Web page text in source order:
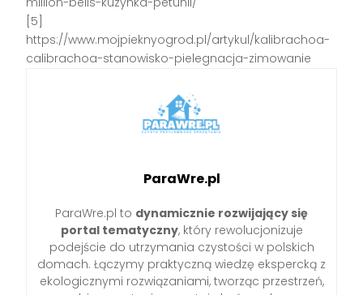
[5]
https://www.mojpieknyogrod.pl/artykul/kalibrachoa-
calibrachoa-stanowisko-pielegnacja-zimowanie
ParaWre.pl
ParaWre.pl to dynamicznie rozwijający się
portal tematyczny, który rewolucjonizuje
podejście do utrzymania czystości w polskich
domach. Łączymy praktyczną wiedzę ekspercką z
ekologicznymi rozwiązaniami, tworząc przestrzeń,